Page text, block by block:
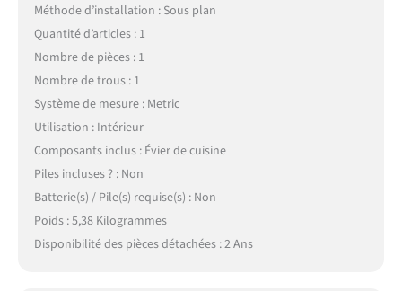
Méthode d’installation : Sous plan
Quantité d’articles : 1
Nombre de pièces : 1
Nombre de trous : 1
Système de mesure : Metric
Utilisation : Intérieur
Composants inclus : Évier de cuisine
Piles incluses ? : Non
Batterie(s) / Pile(s) requise(s) : Non
Poids : 5,38 Kilogrammes
Disponibilité des pièces détachées : 2 Ans